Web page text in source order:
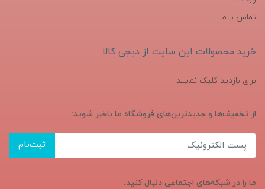
تماس با ما
خرید محصولات این سایت از دیجی کالا
برای بازدید کلیک نمایید
از تخفیف‌ها و جدیدترین‌های فروشگاه ما باخبر شوید:
ثبت‌نام
ما را در شبکه‌های اجتماعی دنبال کنید: